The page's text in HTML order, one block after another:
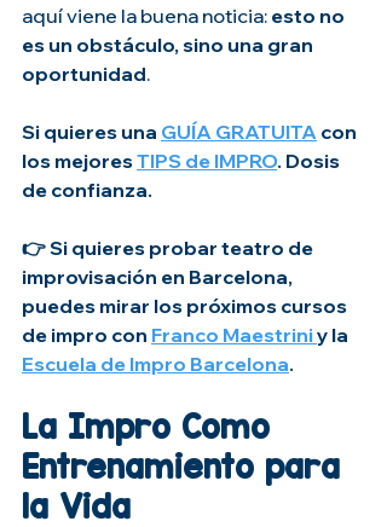
aquí viene la buena noticia: esto no
es un obstáculo, sino una gran
oportunidad.
Si quieres una GUÍA GRATUITA con
los mejores TIPS de IMPRO. Dosis
de confianza.
👉 Si quieres probar teatro de
improvisación en Barcelona,
puedes mirar los próximos cursos
de impro con Franco Maestrini y la
Escuela de Impro Barcelona.
La Impro Como
Entrenamiento para
la Vida